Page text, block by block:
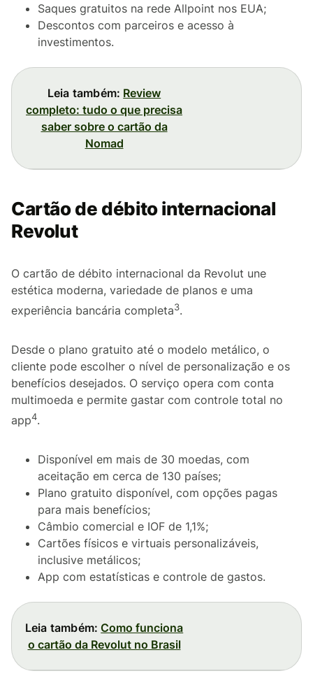
Saques gratuitos na rede Allpoint nos EUA;
Descontos com parceiros e acesso à
investimentos.
Leia também: Review
completo: tudo o que precisa
saber sobre o cartão da
Nomad
Cartão de débito internacional
Revolut
O cartão de débito internacional da Revolut une
estética moderna, variedade de planos e uma
experiência bancária completa3.
Desde o plano gratuito até o modelo metálico, o
cliente pode escolher o nível de personalização e os
benefícios desejados. O serviço opera com conta
multimoeda e permite gastar com controle total no
app4.
Disponível em mais de 30 moedas, com
aceitação em cerca de 130 países;
Plano gratuito disponível, com opções pagas
para mais benefícios;
Câmbio comercial e IOF de 1,1%;
Cartões físicos e virtuais personalizáveis,
inclusive metálicos;
App com estatísticas e controle de gastos.
Leia também: Como funciona
o cartão da Revolut no Brasil